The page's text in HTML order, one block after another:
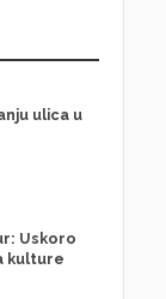
ulica u
Uskoro
kulture